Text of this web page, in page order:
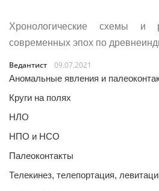
Хронологические схемы и
современных эпох по
Ведантист
09.07.2021
Аномальные явления и
Круги на полях
НЛО
НПО и НСО
Палеоконтакты
Телекинез, телепортация,